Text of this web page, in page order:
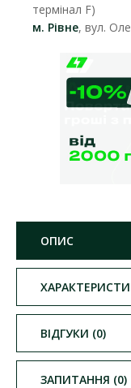
термінал F)
м. Рівне, вул.
ОПИС
ВІДГУКИ (0)
ЗАПИТАННЯ (0)